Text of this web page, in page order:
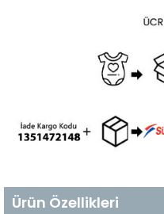
Ürün Özellikleri